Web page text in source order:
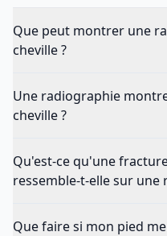
Que peut montrer une
cheville ?
Une radiographie
cheville ?
Qu'est-ce qu'une
ressemble-t-elle sur une
Que faire si mon pied